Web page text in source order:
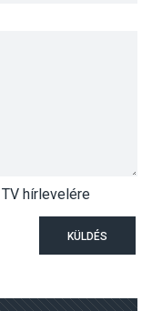
hírlevelére
KÜLDÉS